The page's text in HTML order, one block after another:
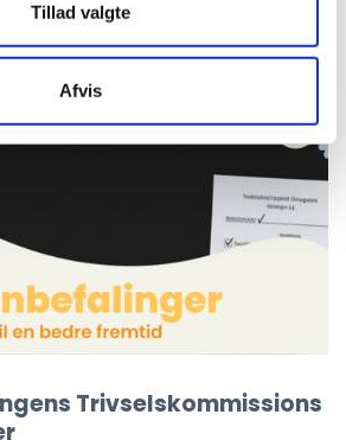
Tillad valgte
Afvis
Trivselskommissions